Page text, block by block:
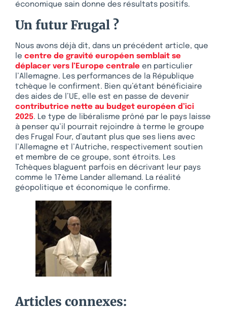
économique sain donne des résultats positifs.
Un futur Frugal ?
Nous avons déjà dit, dans un précédent article, que
le centre de gravité européen semblait se
déplacer vers l’Europe centrale en particulier
l’Allemagne. Les performances de la République
tchèque le confirment. Bien qu’étant bénéficiaire
des aides de l’UE, elle est en passe de devenir
contributrice nette au budget européen d’ici
2025. Le type de libéralisme prôné par le pays laisse
à penser qu’il pourrait rejoindre à terme le groupe
des Frugal Four, d’autant plus que ses liens avec
l’Allemagne et l’Autriche, respectivement soutien
et membre de ce groupe, sont étroits. Les
Tchèques blaguent parfois en décrivant leur pays
comme le 17ème Lander allemand. La réalité
géopolitique et économique le confirme.
Articles connexes: